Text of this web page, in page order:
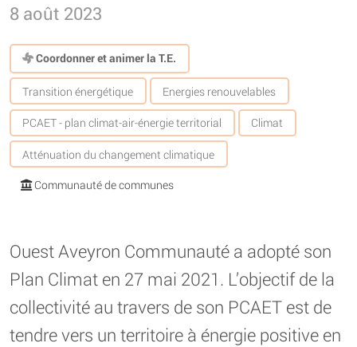
8 août 2023
Coordonner et animer la T.E.
Transition énergétique Energies renouvelables
PCAET - plan climat-air-énergie territorial Climat
Atténuation du changement climatique
Communauté de communes
Ouest Aveyron Communauté a adopté son
Plan Climat en 27 mai 2021. L’objectif de la
collectivité au travers de son PCAET est de
tendre vers un territoire à énergie positive en